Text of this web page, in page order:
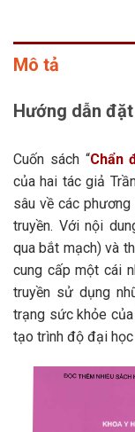
Mô tả
Hướng dẫn
Cuốn sách “Chẩn
của hai tác giả
sâu về các
truyền. Với nội
qua bắt mạch) và
cung cấp một cái
truyền sử dụng
trạng sức khỏe của
tạo trình độ đại